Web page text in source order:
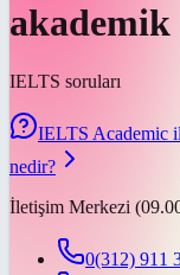
IELTS soruları
IELTS Academic
nedir?
İletişim Merkezi
0(312) 911